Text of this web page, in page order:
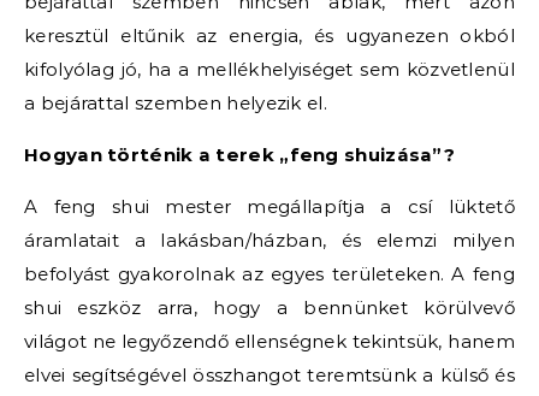
keresztül eltűnik az energia, és ugyanezen okból
kifolyólag jó, ha a mellékhelyiséget sem közvetlenül
a bejárattal szemben helyezik el.
Hogyan történik a terek „feng shuizása”?
A feng shui mester megállapítja a csí lüktető
áramlatait a lakásban/házban, és elemzi milyen
befolyást gyakorolnak az egyes területeken. A feng
shui eszköz arra, hogy a bennünket körülvevő
világot ne legyőzendő ellenségnek tekintsük, hanem
elvei segítségével összhangot teremtsünk a külső és